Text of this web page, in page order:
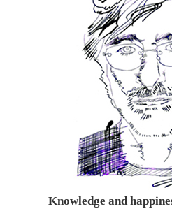
Knowledge and